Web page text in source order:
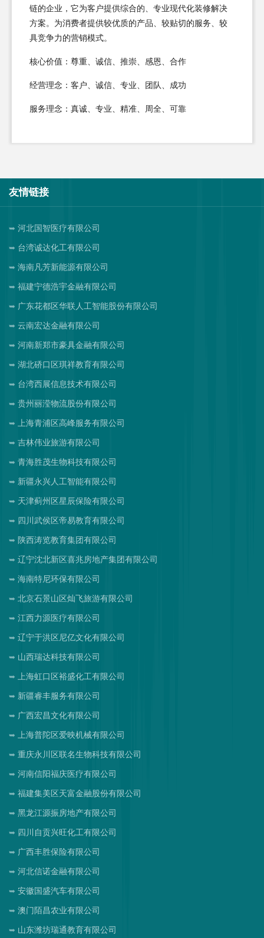
链的企业，它为客户提供综合的、专业现代化装修解决
方案。为消费者提供较优质的产品、较贴切的服务、较
具竞争力的营销模式。
核心价值：尊重、诚信、推崇、感恩、合作
经营理念：客户、诚信、专业、团队、成功
服务理念：真诚、专业、精准、周全、可靠
友情链接
河北国智医疗有限公司
台湾诚达化工有限公司
海南凡芳新能源有限公司
福建宁德浩宇金融有限公司
广东花都区华联人工智能股份有限公司
云南宏达金融有限公司
河南新郑市豪具金融有限公司
湖北硚口区琪祥教育有限公司
台湾西展信息技术有限公司
贵州丽滢物流股份有限公司
上海青浦区高峰服务有限公司
吉林伟业旅游有限公司
青海胜茂生物科技有限公司
新疆永兴人工智能有限公司
天津蓟州区星辰保险有限公司
四川武侯区帝易教育有限公司
陕西涛览教育集团有限公司
辽宁沈北新区喜兆房地产集团有限公司
海南特尼环保有限公司
北京石景山区灿飞旅游有限公司
江西力源医疗有限公司
辽宁于洪区尼亿文化有限公司
山西瑞达科技有限公司
上海虹口区裕盛化工有限公司
新疆睿丰服务有限公司
广西宏昌文化有限公司
上海普陀区爱映机械有限公司
重庆永川区联名生物科技有限公司
河南信阳福庆医疗有限公司
福建集美区天富金融股份有限公司
黑龙江源振房地产有限公司
四川自贡兴旺化工有限公司
广西丰胜保险有限公司
河北信诺金融有限公司
安徽国盛汽车有限公司
澳门陌昌农业有限公司
山东潍坊瑞通教育有限公司